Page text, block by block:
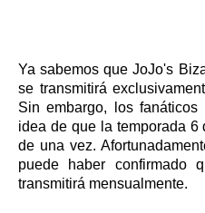
Ya sabemos que JoJo's
se transmitirá
Sin embargo, los
idea de que la temporada 6
de una vez.
puede haber confirmado
transmitirá mensualmente.